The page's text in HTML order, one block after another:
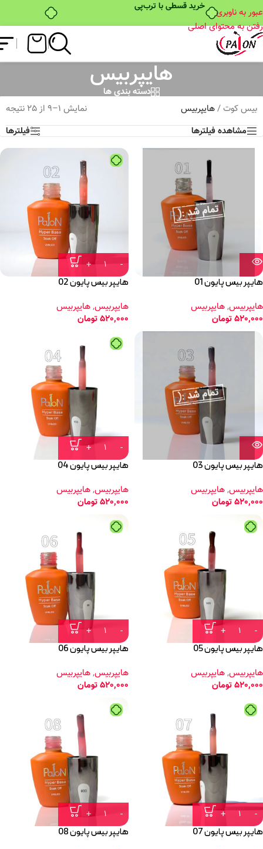
خرید قسطی با ترب‌پی
عبور به ناوبری
رفتن به محتوای اصلی
هایپربیس
دسته بندی ها
بیس کوت/هایپربیس
نمایش 1–9 از 25 نتیجه
مشاهده فیلترها
فیلترها
هایپر بیس پایون 01
هایپربیس,هایپربیس
520,000تومان
هایپر بیس پایون 02
هایپربیس,هایپربیس
520,000تومان
هایپر بیس پایون 03
هایپربیس,هایپربیس
520,000تومان
هایپر بیس پایون 04
هایپربیس,هایپربیس
520,000تومان
هایپر بیس پایون 05
هایپربیس,هایپربیس
520,000تومان
هایپر بیس پایون 06
هایپربیس,هایپربیس
520,000تومان
هایپر بیس پایون 07
هایپر بیس پایون 08